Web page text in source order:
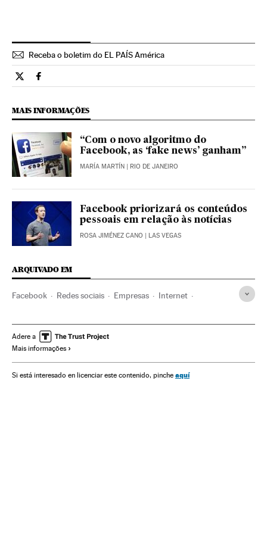
Receba o boletim do EL PAÍS América
Tecnologia El País Brasil en Twitter
Tecnologia El País Brasil en Facebook
MAIS INFORMAÇÕES
“Com o novo algoritmo do
Facebook, as ‘fake news’ ganham”
MARÍA MARTÍN | RIO DE JANEIRO
Facebook priorizará os conteúdos
pessoais em relação às notícias
ROSA JIMÉNEZ CANO | LAS VEGAS
ARQUIVADO EM
Facebook Redes sociais Empresas Internet
Comunicações Comunicação
Adere a
Mais informações
Si está interesado en licenciar este contenido, pinche aquí